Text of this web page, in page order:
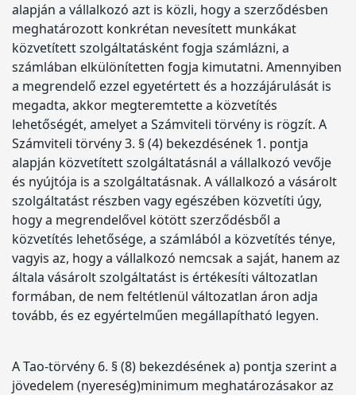
alapján a vállalkozó azt is közli, hogy a szerződésben
meghatározott konkrétan nevesített munkákat
közvetített szolgáltatásként fogja számlázni, a
számlában elkülönítetten fogja kimutatni. Amennyiben
a megrendelő ezzel egyetértett és a hozzájárulását is
megadta, akkor megteremtette a közvetítés
lehetőségét, amelyet a Számviteli törvény is rögzít. A
Számviteli törvény 3. § (4) bekezdésének 1. pontja
alapján közvetített szolgáltatásnál a vállalkozó vevője
és nyújtója is a szolgáltatásnak. A vállalkozó a vásárolt
szolgáltatást részben vagy egészében közvetíti úgy,
hogy a megrendelővel kötött szerződésből a
közvetítés lehetősége, a számlából a közvetítés ténye,
vagyis az, hogy a vállalkozó nemcsak a saját, hanem az
általa vásárolt szolgáltatást is értékesíti változatlan
formában, de nem feltétlenül változatlan áron adja
tovább, és ez egyértelműen megállapítható legyen.
A Tao-törvény 6. § (8) bekezdésének a) pontja szerint a
jövedelem (nyereség)minimum meghatározásakor az